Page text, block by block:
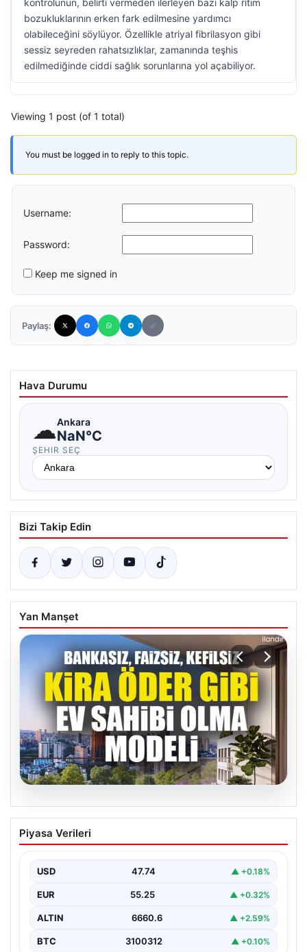
kontrolünün, belirti vermeden ilerleyen bazı kalp ritim
bozukluklarının erken fark edilmesine yardımcı
olabileceğini söylüyor. Özellikle atriyal fibrilasyon gibi
sessiz seyreden rahatsızlıklar, zamanında teşhis
edilmediğinde ciddi sağlık sorunlarına yol açabiliyor.
Viewing 1 post (of 1 total)
You must be logged in to reply to this topic.
Username:
Password:
Keep me signed in
Paylaş:
Hava Durumu
☁Ankara
NaN°C
ŞEHIR SEÇ
Bizi Takip Edin
Yan Manşet
07.08.2026
DAP Yapı’dan bir ilk! Emlak Konut
güvencesi Dap vizyonuyla kendi
{"title": "DAP Yapı’dan Bir İlk: Güvence ve Vizyonla Kendi
Piyasa Verileri
USD 47.74 ▲ +0.18%
EUR 55.25 ▲ +0.32%
ALTIN 6660.6 ▲ +2.59%
BTC 3100312 ▲ +0.10%